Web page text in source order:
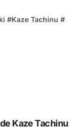
#Kaze Tachinu #
Kaze Tachinu